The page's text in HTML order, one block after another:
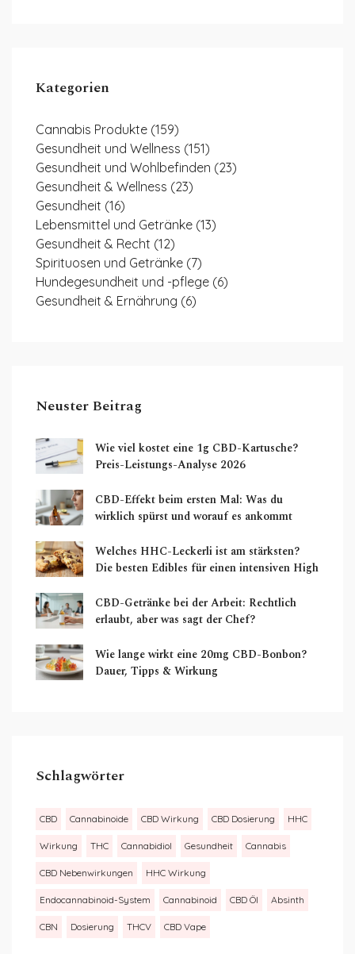
Kategorien
Cannabis Produkte (159)
Gesundheit und Wellness (151)
Gesundheit und Wohlbefinden (23)
Gesundheit & Wellness (23)
Gesundheit (16)
Lebensmittel und Getränke (13)
Gesundheit & Recht (12)
Spirituosen und Getränke (7)
Hundegesundheit und -pflege (6)
Gesundheit & Ernährung (6)
Neuster Beitrag
Wie viel kostet eine 1g CBD-Kartusche?
Preis-Leistungs-Analyse 2026
CBD-Effekt beim ersten Mal: Was du
wirklich spürst und worauf es ankommt
Welches HHC-Leckerli ist am stärksten?
Die besten Edibles für einen intensiven High
CBD-Getränke bei der Arbeit: Rechtlich
erlaubt, aber was sagt der Chef?
Wie lange wirkt eine 20mg CBD-Bonbon?
Dauer, Tipps & Wirkung
Schlagwörter
CBD Cannabinoide CBD Wirkung CBD Dosierung HHC
Wirkung THC Cannabidiol Gesundheit Cannabis
CBD Nebenwirkungen HHC Wirkung
Endocannabinoid-System Cannabinoid CBD Öl Absinth
CBN Dosierung THCV CBD Vape